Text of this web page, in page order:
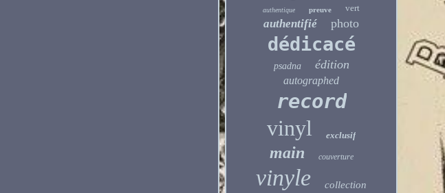
authentique preuve vert
authentifié photo
dédicacé
psadna édition
autographed
record
vinyl exclusif
main couverture
vinyle collection